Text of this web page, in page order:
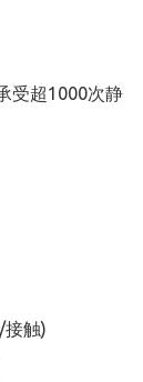
受超1000次静
触)